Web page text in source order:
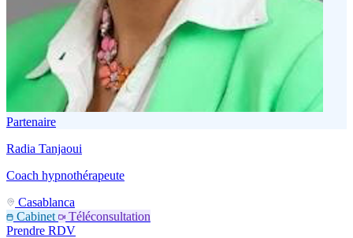
Partenaire
Radia Tanjaoui
Coach hypnothérapeute
Casablanca
Cabinet
Téléconsultation
Prendre RDV